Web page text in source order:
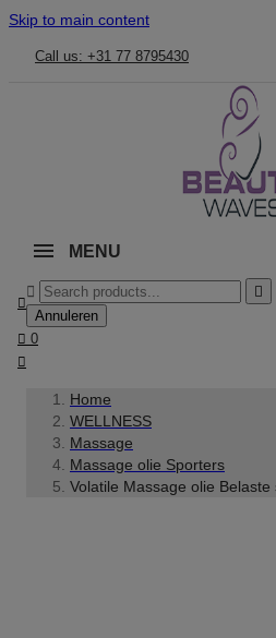
Skip to main content
Call us: +31 77 8795430
MENU



Annuleren
 0

Home
WELLNESS
Massage
Massage olie Sporters
Volatile Massage olie